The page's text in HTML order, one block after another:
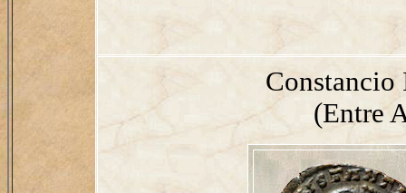
Constancio
(Entre